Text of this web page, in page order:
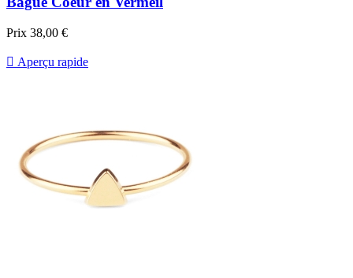
Prix 38,00 €
 Aperçu rapide